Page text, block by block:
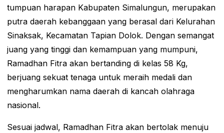
tumpuan harapan Kabupaten Simalungun, merupakan
putra daerah kebanggaan yang berasal dari Kelurahan
Sinaksak, Kecamatan Tapian Dolok. Dengan semangat
juang yang tinggi dan kemampuan yang mumpuni,
Ramadhan Fitra akan bertanding di kelas 58 Kg,
berjuang sekuat tenaga untuk meraih medali dan
mengharumkan nama daerah di kancah olahraga
nasional.
Sesuai jadwal, Ramadhan Fitra akan bertolak menuju